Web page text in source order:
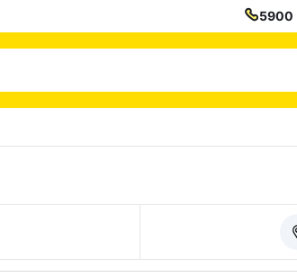
5900